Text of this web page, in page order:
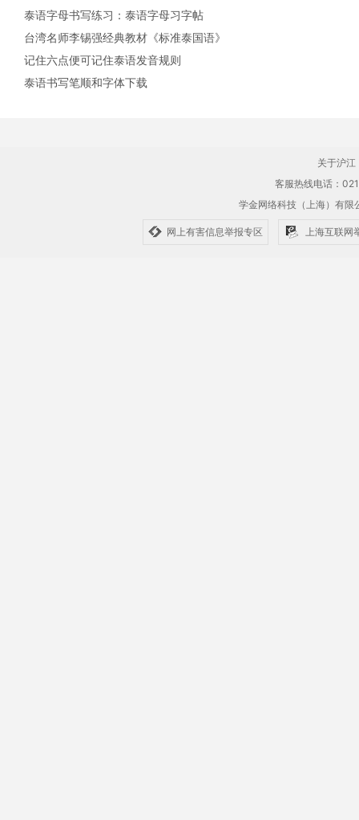
泰语字母书写练习：泰语字母习字帖
台湾名师李锡强经典教材《标准泰国语》
记住六点便可记住泰语发音规则
泰语书写笔顺和字体下载
关于沪江
客服热线电话：
学金网络科技（上海）有
网上有害信息举报专区 上海互联网